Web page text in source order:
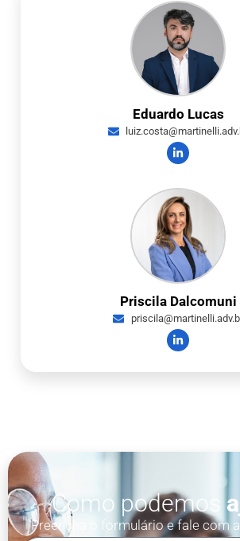
Eduardo Lucas
Priscila Dalcomuni
Como podemos
Preencha o formulário e fale com a